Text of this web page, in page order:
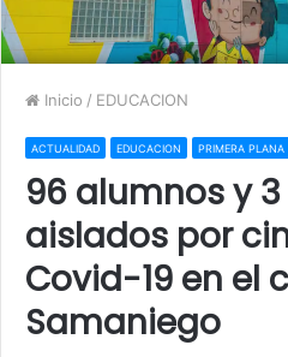
Inicio / EDUCACION
ACTUALIDAD EDUCACION PRIMERA PLANA
96 alumnos y
aislados por
Covid-19 en el
Samaniego